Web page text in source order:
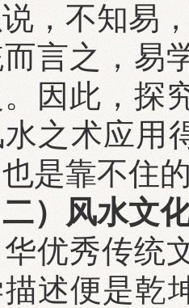
，不知易
之，易学
因此，探
之术应用
是靠不住
风水文化
秀传统文
述便是乾